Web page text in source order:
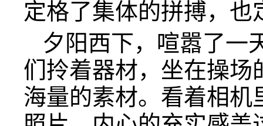
定格了集体的拼搏，
夕阳西下，喧嚣了一
们拎着器材，坐在操场
海量的素材。看着相机